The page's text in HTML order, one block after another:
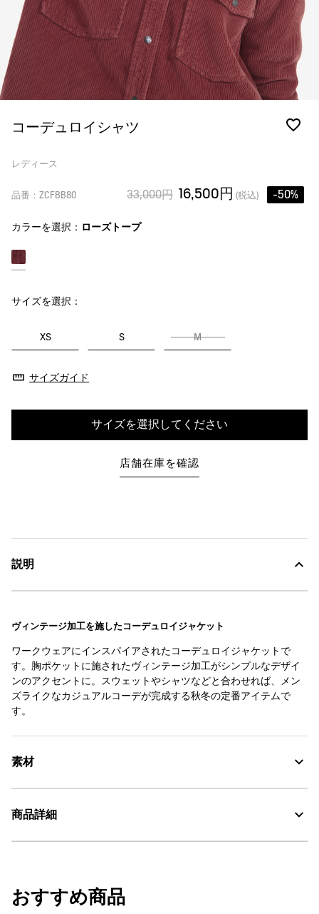
コーデュロイシャツ
レディース
品番：ZCFBB80 33,000円 16,500円 (税込) -50%
カラーを選択： ローズトープ
サイズを選択：
XS S M
サイズガイド
サイズを選択してください
店舗在庫を確認
説明
ヴィンテージ加工を施したコーデュロイジャケット
ワークウェアにインスパイアされたコーデュロイジャケットで
す。胸ポケットに施されたヴィンテージ加工がシンプルなデザイ
ンのアクセントに。スウェットやシャツなどと合わせれば、メン
ズライクなカジュアルコーデが完成する秋冬の定番アイテムで
す。
素材
素材の特徴
商品詳細
・原産国：チュニジア
・素材：綿100%
おすすめ商品